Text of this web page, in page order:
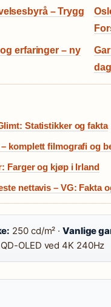
– Trygg
erfaringer – ny
Statistikker og fakta
komplett filmografi og
Farger og kjøp i Irland
nettavis – VG: Fakta
250 cd/m² ·Vanlige
QD-OLED ved 4K 240Hz